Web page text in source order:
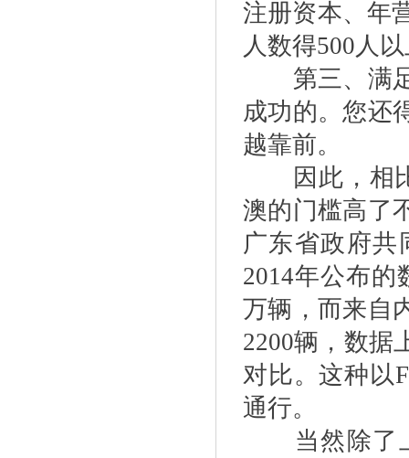
注册资本、年
人数得500人
第三、满足
成功的。您还
越靠前。
因此，相比
澳的门槛高了
广东省政府共
2014年公布
万辆，而来自
2200辆，数据
对比。这种以
通行。
当然除了上